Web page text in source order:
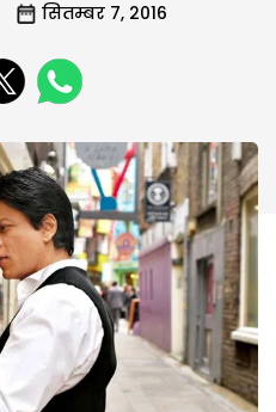
सितम्बर 7, 2016